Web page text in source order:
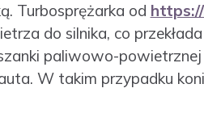
Turbosprężarka od
do silnika, co przekłada
paliwowo-
W takim przypadku